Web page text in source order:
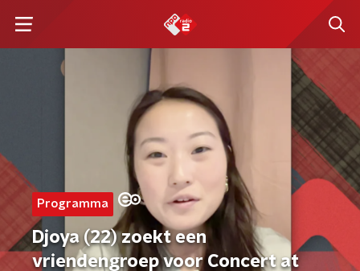
Programma
Djoya (22) zoekt een
vriendengroep voor Concert at